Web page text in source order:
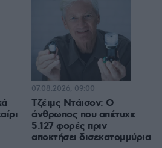
Τζέιμς Ντάισον: Ο
άνθρωπος που απέτυχε
5.127 φορές πριν
αποκτήσει δισεκατομμύρια
07.08.2026, 09:00